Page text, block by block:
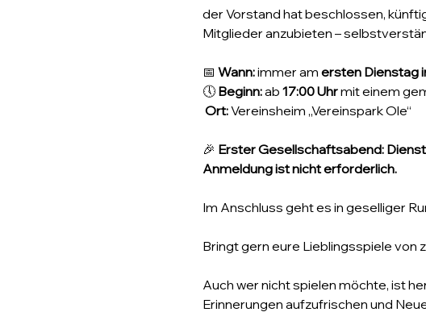
der Vorstand hat beschlossen,
Mitglieder anzubieten –
📅 Wann: immer am ersten Dienstag
🕔 Beginn: ab 17:00 Uhr mit einem
Ort: Vereinsheim „Vereinspark Ole“
🎉 Erster Gesellschaftsabend:
Anmeldung ist nicht erforderlich.
Im Anschluss geht es in geselliger
Bringt gern eure Lieblingsspiele von
Auch wer nicht spielen möchte, ist
Erinnerungen aufzufrischen und